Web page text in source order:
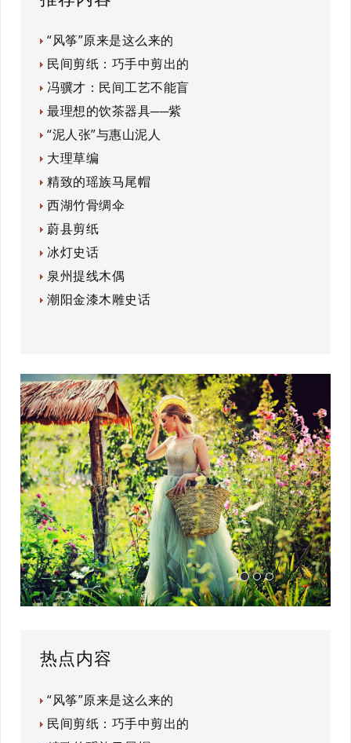
“风筝”原来是这么来的
民间剪纸：巧手中剪出的
冯骥才：民间工艺不能盲
最理想的饮茶器具──紫
“泥人张”与惠山泥人
大理草编
精致的瑶族马尾帽
西湖竹骨绸伞
蔚县剪纸
冰灯史话
泉州提线木偶
潮阳金漆木雕史话
热点内容
“风筝”原来是这么来的
民间剪纸：巧手中剪出的